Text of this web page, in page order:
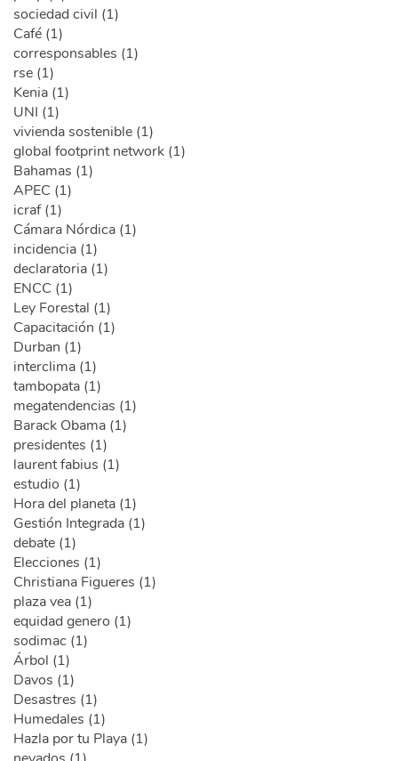
sociedad civil (1)
Café (1)
corresponsables (1)
rse (1)
Kenia (1)
UNI (1)
vivienda sostenible (1)
global footprint network (1)
Bahamas (1)
APEC (1)
icraf (1)
Cámara Nórdica (1)
incidencia (1)
declaratoria (1)
ENCC (1)
Ley Forestal (1)
Capacitación (1)
Durban (1)
interclima (1)
tambopata (1)
megatendencias (1)
Barack Obama (1)
presidentes (1)
laurent fabius (1)
estudio (1)
Hora del planeta (1)
Gestión Integrada (1)
debate (1)
Elecciones (1)
Christiana Figueres (1)
plaza vea (1)
equidad genero (1)
sodimac (1)
Árbol (1)
Davos (1)
Desastres (1)
Humedales (1)
Hazla por tu Playa (1)